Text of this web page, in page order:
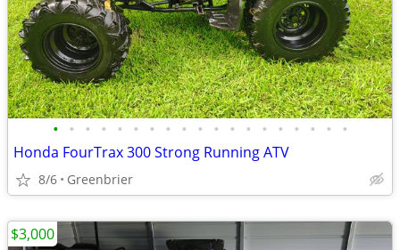
• • • • • • • • • • • • • • • • • • •
Honda FourTrax 300 Strong Running ATV
8/6 Greenbrier
$3,000